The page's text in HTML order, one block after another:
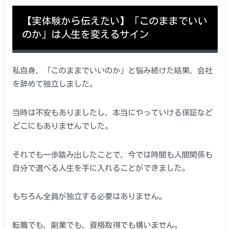
【実体験から伝えたい】「このままでいい
のか」は人生を変えるサイン
私自身、「このままでいいのか」と悩み続けた結果、会社
を辞めて独立しました。
当時は不安もありましたし、本当にやっていける保証など
どこにもありませんでした。
それでも一歩踏み出したことで、今では時間も人間関係も
自分で選べる人生を手に入れることができました。
もちろん全員が独立する必要はありません。
転職でも、副業でも、資格取得でも構いません。